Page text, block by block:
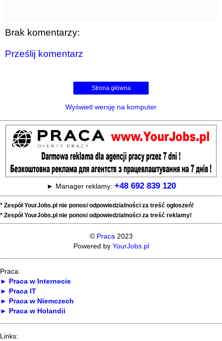
Brak komentarzy:
Prześlij komentarz
Strona główna
Wyświetl wersję na komputer
► Manager reklamy: +48 692 839 120
* Zespół YourJobs.pl nie ponosi odpowiedzialności za treść ogłoszeń!
* Zespół YourJobs.pl nie ponosi odpowiedzialności za treść reklamy!
© Praca2023
Powered by YourJobs.pl
Praca:
► Praca w Internecie
► Praca IT
► Praca w Niemczech
► Praca w Holandii
Links: